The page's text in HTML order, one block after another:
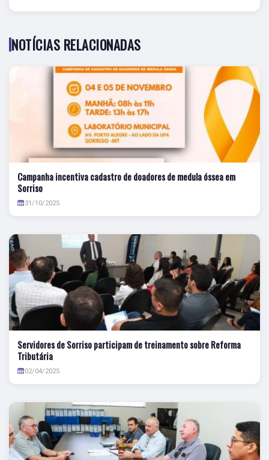
NOTÍCIAS RELACIONADAS
Campanha incentiva cadastro de doadores de medula óssea em
Sorriso
31/10/2025
Servidores de Sorriso participam de treinamento sobre Reforma
Tributária
02/04/2025